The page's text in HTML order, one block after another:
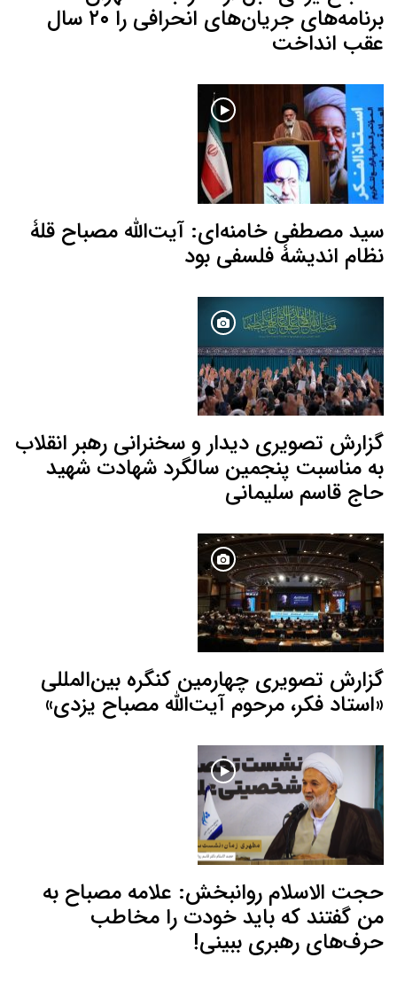
برنامه‌های جریان‌های انحرافی را ۲۰ سال
عقب انداخت
سید مصطفی خامنه‌ای: آیت‌الله مصباح قلۀ
نظام اندیشۀ فلسفی بود
گزارش تصویری دیدار و سخنرانی رهبر انقلاب
به مناسبت پنجمین سالگرد شهادت شهید
حاج قاسم سلیمانی
گزارش تصویری چهارمین کنگره بین‌المللی
«استاد فکر، مرحوم آیت‌الله مصباح یزدی»
حجت الاسلام روانبخش: علامه مصباح به
من گفتند که باید خودت را مخاطب
حرف‌های رهبری ببینی!